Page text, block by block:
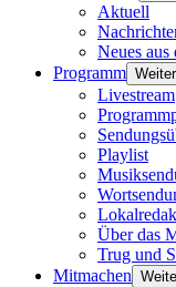
Aktuell
Neues aus
Programm
Livestream
Playlist
Über das
Trug und
Mitmachen